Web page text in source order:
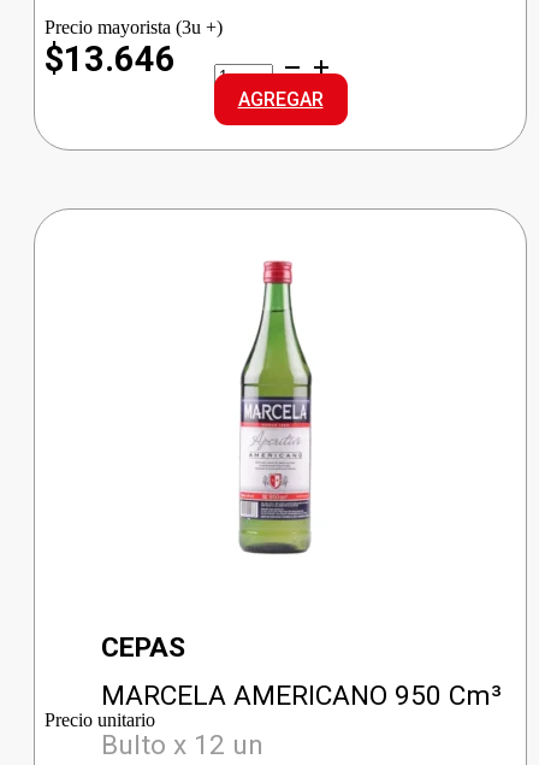
Precio mayorista (3u +)
$13.646
TIA
MARIA
CREAM
cantidad
AGREGAR
CEPAS
MARCELA AMERICANO 950 Cm³
Bulto x 12 un
Precio unitario